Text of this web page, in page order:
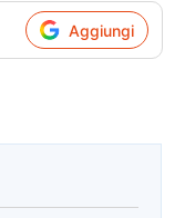
Aggiungi